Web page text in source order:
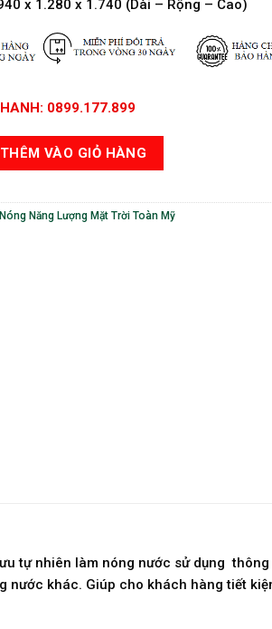
x 1.280 x 1.740 (Dài – Rộng – Cao)
0899.177.899
Lượng Mặt Trời Toàn Mỹ 200 Lít - Phi 58 - 20
THÊM VÀO GIỎ HÀNG
Năng Lượng Mặt Trời Toàn Mỹ
tự nhiên làm nóng nước sử dụng
khác. Giúp cho khách hàng tiết